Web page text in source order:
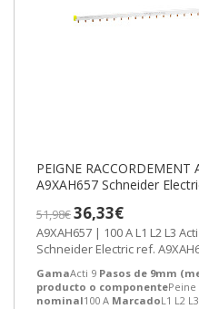
PEIGNE RACCORDEMENT
A9XAH657 Schneider
51,98€36,33€
A9XAH657 | 100 A L1 L2 L3
Schneider Electric ref.
GamaActi 9 Pasos de 9mm
producto o componente
nominal100 A MarcadoL1 L2 L3